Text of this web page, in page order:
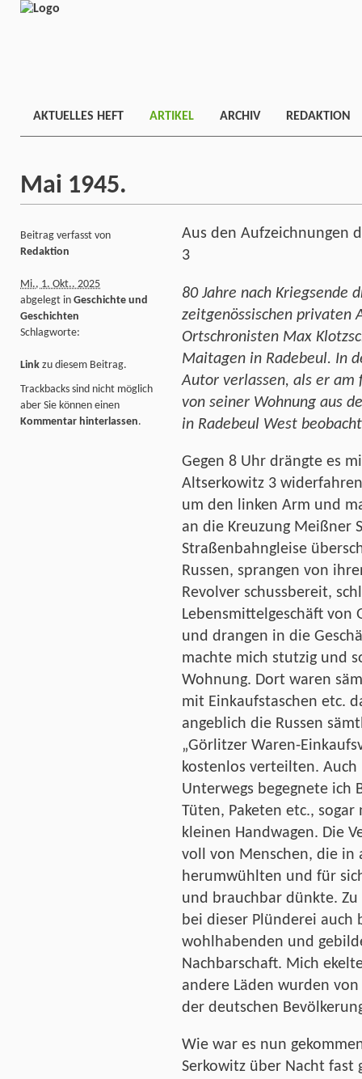
AKTUELLES HEFT ARTIKEL ARCHIV REDAKTION
Mai 1945.
Aus den Aufzeichnungen
3
80 Jahre nach Kriegsende
zeitgenössischen privaten
Ortschronisten Max
Maitagen in Radebeul. In
Autor verlassen, als er am
von seiner Wohnung aus
in Radebeul West
Gegen 8 Uhr drängte es
Altserkowitz 3
um den linken Arm und
an die Kreuzung Meißner
Straßenbahngleise
Russen, sprangen von
Revolver schussbereit,
Lebensmittelgeschäft von
und drangen in die
machte mich stutzig und
Wohnung. Dort waren
mit Einkaufstaschen etc.
angeblich die Russen
„Görlitzer Waren-
kostenlos verteilten.
Unterwegs begegnete ich
Tüten, Paketen etc.,
kleinen Handwagen. Die
voll von Menschen, die in
herumwühlten und für
und brauchbar dünkte.
bei dieser Plünderei auch
wohlhabenden und
Nachbarschaft. Mich
andere Läden wurden
der deutschen
Wie war es nun
Serkowitz über Nacht fast
Beitrag verfasst von
Redaktion
Mi., 1. Okt.. 2025
abgelegt in Geschichte und
Geschichten
Schlagworte:
Link zu diesem Beitrag.
Trackbacks sind nicht möglich
aber Sie können einen
Kommentar hinterlassen.